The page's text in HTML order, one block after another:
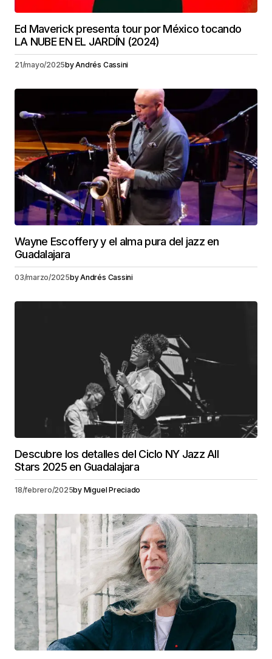
Ed Maverick presenta tour por México tocando
LA NUBE EN EL JARDÍN (2024)
21/mayo/2025byAndrés Cassini
Wayne Escoffery y el alma pura del jazz en
Guadalajara
03/marzo/2025byAndrés Cassini
Descubre los detalles del Ciclo NY Jazz All
Stars 2025 en Guadalajara
18/febrero/2025by Miguel Preciado